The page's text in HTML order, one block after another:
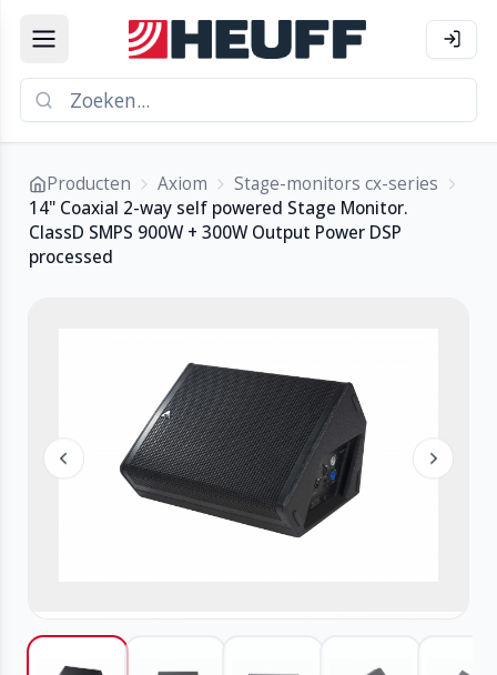
Producten Axiom
Stage-monitors cx-series
14" Coaxial 2-way self powered Stage Monitor.
ClassD SMPS 900W + 300W Output Power DSP
processed